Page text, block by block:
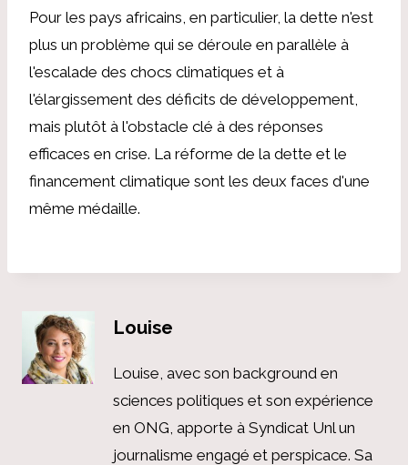
Pour les pays africains, en particulier, la dette n'est
plus un problème qui se déroule en parallèle à
l'escalade des chocs climatiques et à
l'élargissement des déficits de développement,
mais plutôt à l'obstacle clé à des réponses
efficaces en crise. La réforme de la dette et le
financement climatique sont les deux faces d'une
même médaille.
Louise
Louise, avec son background en
sciences politiques et son expérience
en ONG, apporte à Syndicat Unl un
journalisme engagé et perspicace. Sa